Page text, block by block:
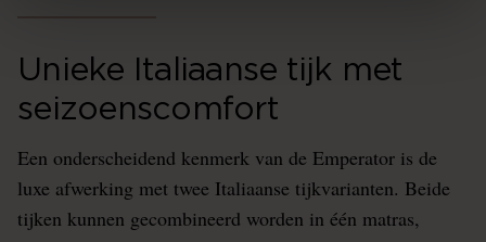
Unieke Italiaanse tijk met
seizoenscomfort
Een onderscheidend kenmerk van de Emperator is de
luxe afwerking met twee Italiaanse tijkvarianten. Beide
tijken kunnen gecombineerd worden in één matras,